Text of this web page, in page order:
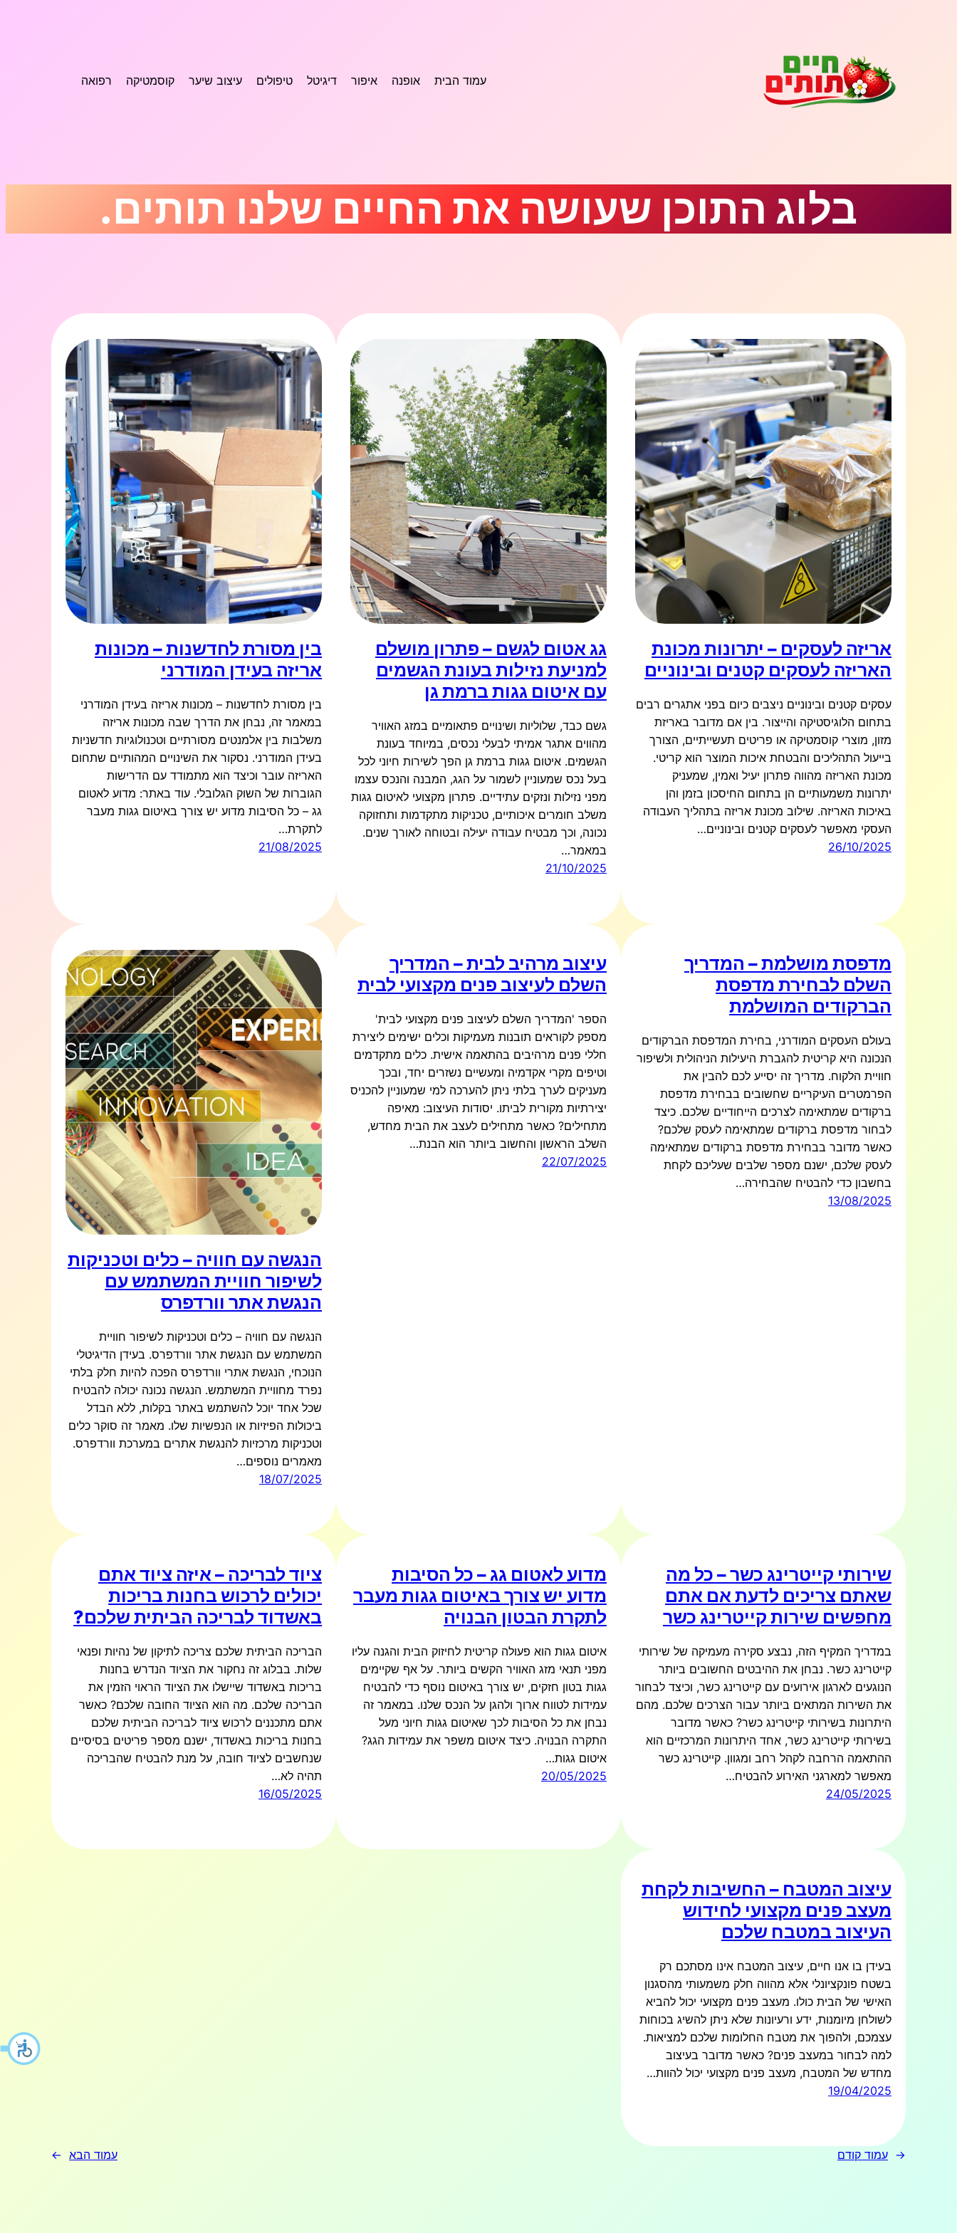
עמוד הבית אופנה איפור דיגיטל טיפולים עיצוב שיער קוסמטיקה רפואה
בלוג התוכן שעושה את החיים שלנו תותים.
אריזה לעסקים – יתרונות מכונת
האריזה לעסקים קטנים ובינוניים
עסקים קטנים ובינוניים ניצבים כיום בפני אתגרים רבים
בתחום הלוגיסטיקה והייצור. בין אם מדובר באריזת
מזון, מוצרי קוסמטיקה או פריטים תעשייתיים, הצורך
בייעול התהליכים והבטחת איכות המוצר הוא קריטי.
מכונת האריזה מהווה פתרון יעיל ואמין, שמעניק
יתרונות משמעותיים הן בתחום החיסכון בזמן והן
באיכות האריזה. שילוב מכונת אריזה בתהליך העבודה
העסקי מאפשר לעסקים קטנים ובינוניים…
26/10/2025
גג אטום לגשם – פתרון מושלם
למניעת נזילות בעונת הגשמים
עם איטום גגות ברמת גן
גשם כבד, שלוליות ושינויים פתאומיים במזג האוויר
מהווים אתגר אמיתי לבעלי נכסים, במיוחד בעונת
הגשמים. איטום גגות ברמת גן הפך לשירות חיוני לכל
בעל נכס שמעוניין לשמור על הגג, המבנה והנכס עצמו
מפני נזילות ונזקים עתידיים. פתרון מקצועי לאיטום גגות
משלב חומרים איכותיים, טכניקות מתקדמות ותחזוקה
נכונה, וכך מבטיח עבודה יעילה ובטוחה לאורך שנים.
במאמר…
21/10/2025
בין מסורת לחדשנות – מכונות
אריזה בעידן המודרני
בין מסורת לחדשנות – מכונות אריזה בעידן המודרני
במאמר זה, נבחן את הדרך שבה מכונות אריזה
משלבות בין אלמנטים מסורתיים וטכנולוגיות חדשניות
בעידן המודרני. נסקור את השינויים המהותיים שתחום
האריזה עובר וכיצד הוא מתמודד עם הדרישות
הגוברות של השוק הגלובלי. עוד באתר: מדוע לאטום
גג – כל הסיבות מדוע יש צורך באיטום גגות מעבר
לתקרת…
21/08/2025
מדפסת מושלמת – המדריך
השלם לבחירת מדפסת
הברקודים המושלמת
בעולם העסקים המודרני, בחירת המדפסת הברקודים
הנכונה היא קריטית להגברת היעילות הניהולית ולשיפור
חוויית הלקוח. מדריך זה יסייע לכם להבין את
הפרמטרים העיקריים שחשובים בבחירת מדפסת
ברקודים שמתאימה לצרכים הייחודיים שלכם. כיצד
לבחור מדפסת ברקודים שמתאימה לעסק שלכם?
כאשר מדובר בבחירת מדפסת ברקודים שמתאימה
לעסק שלכם, ישנם מספר שלבים שעליכם לקחת
בחשבון כדי להבטיח שהבחירה…
13/08/2025
עיצוב מרהיב לבית – המדריך
השלם לעיצוב פנים מקצועי לבית
הספר 'המדריך השלם לעיצוב פנים מקצועי לבית'
מספק לקוראים תובנות מעמיקות וכלים ישימים ליצירת
חללי פנים מרהיבים בהתאמה אישית. כלים מתקדמים
וטיפים מקרי אקדמיה ומעשיים נשזרים יחד, ובכך
מעניקים לערך בלתי ניתן להערכה למי שמעוניין להכניס
יצירתיות מקורית לביתו. יסודות העיצוב: מאיפה
מתחילים? כאשר מתחילים לעצב את הבית מחדש,
השלב הראשון והחשוב ביותר הוא הבנת…
22/07/2025
הנגשה עם חוויה – כלים וטכניקות
לשיפור חוויית המשתמש עם
הנגשת אתר וורדפרס
הנגשה עם חוויה – כלים וטכניקות לשיפור חוויית
המשתמש עם הנגשת אתר וורדפרס. בעידן הדיגיטלי
הנוכחי, הנגשת אתרי וורדפרס הפכה להיות חלק בלתי
נפרד מחוויית המשתמש. הנגשה נכונה יכולה להבטיח
שכל אחד יוכל להשתמש באתר בקלות, ללא הבדל
ביכולות הפיזיות או הנפשיות שלו. מאמר זה סוקר כלים
וטכניקות מרכזיות להנגשת אתרים במערכת וורדפרס.
מאמרים נוספים…
18/07/2025
שירותי קייטרינג כשר – כל מה
שאתם צריכים לדעת אם אתם
מחפשים שירות קייטרינג כשר
במדריך המקיף הזה, נבצע סקירה מעמיקה של שירותי
קייטרינג כשר. נבחן את ההיבטים החשובים ביותר
הנוגעים לארגון אירועים עם קייטרינג כשר, וכיצד לבחור
את השירות המתאים ביותר עבור הצרכים שלכם. מהם
היתרונות בשירותי קייטרינג כשר? כאשר מדובר
בשירותי קייטרינג כשר, אחד היתרונות המרכזיים הוא
ההתאמה הרחבה לקהל רחב ומגוון. קייטרינג כשר
מאפשר למארגני האירוע להבטיח…
24/05/2025
מדוע לאטום גג – כל הסיבות
מדוע יש צורך באיטום גגות מעבר
לתקרת הבטון הבנויה
איטום גגות הוא פעולה קריטית לחיזוק הבית והגנה עליו
מפני תנאי מזג האוויר הקשים ביותר. על אף שקיימים
גגות בטון חזקים, יש צורך באיטום נוסף כדי להבטיח
עמידות לטווח ארוך ולהגן על הנכס שלנו. במאמר זה
נבחן את כל הסיבות לכך שאיטום גגות חיוני מעל
התקרה הבנויה. כיצד איטום משפר את עמידות הגג?
איטום גגות…
20/05/2025
ציוד לבריכה – איזה ציוד אתם
יכולים לרכוש בחנות בריכות
באשדוד לבריכה הביתית שלכם?
הבריכה הביתית שלכם צריכה לתיקון של נהיות ופנאי
שלות. בבלוג זה נחקור את הציוד הנדרש בחנות
בריכות באשדוד שיישלו את הציוד הראוי הזמין את
הבריכה שלכם. מה הוא הציוד החובה שלכם? כאשר
אתם מתכננים לרכוש ציוד לבריכה הביתית שלכם
בחנות בריכות באשדוד, ישנם מספר פריטים בסיסיים
שנחשבים לציוד חובה, על מנת להבטיח שהבריכה
תהיה לא…
16/05/2025
עיצוב המטבח – החשיבות לקחת
מעצב פנים מקצועי לחידוש
העיצוב במטבח שלכם
בעידן בו אנו חיים, עיצוב המטבח אינו מסתכם רק
בשטח פונקציונלי אלא מהווה חלק משמעותי מהסגנון
האישי של הבית כולו. מעצב פנים מקצועי יכול להביא
לשולחן מיומנות, ידע ורעיונות שלא ניתן להשיג בכוחות
עצמכם, ולהפוך את מטבח החלומות שלכם למציאות.
למה לבחור במעצב פנים? כאשר מדובר בעיצוב
מחדש של המטבח, מעצב פנים מקצועי יכול להוות…
19/04/2025
← עמוד קודם עמוד הבא →